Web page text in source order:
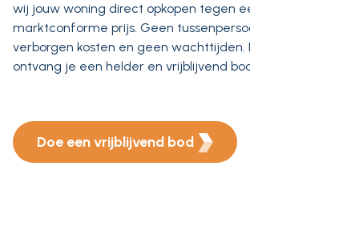
wij jouw woning direct opkopen tegen een eerlijke en
marktconforme prijs. Geen tussenpersoon, geen
verborgen kosten en geen wachttijden. Binnen 24 uur
ontvang je een helder en vrijblijvend bod.
Doe een vrijblijvend bod